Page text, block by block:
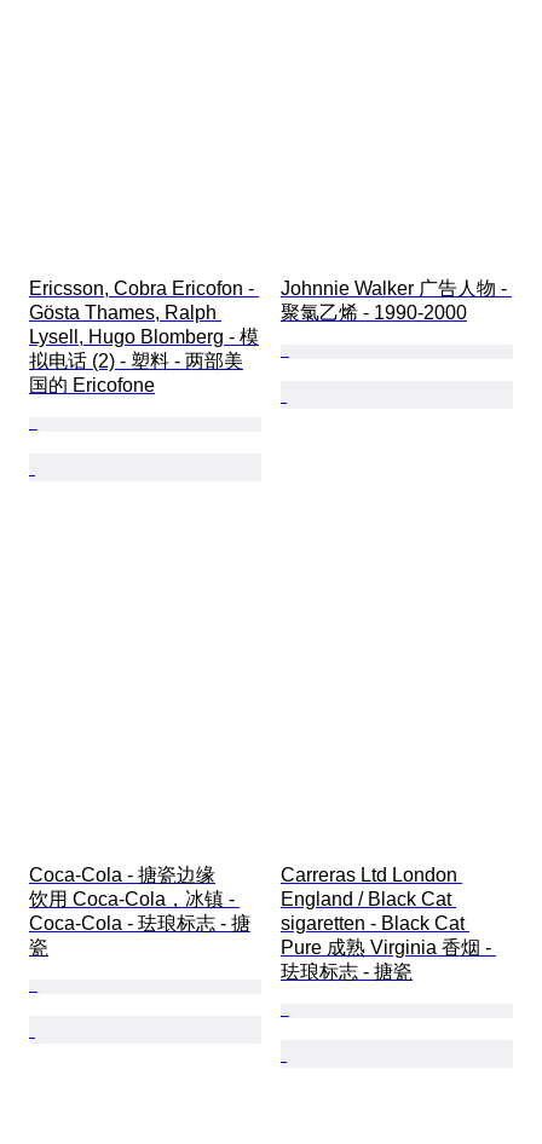
Ericsson, Cobra Ericofon -
Gösta Thames, Ralph
Lysell, Hugo Blomberg - 模
拟电话 (2) - 塑料 - 两部美
国的 Ericofone
Johnnie Walker 广告人物 -
聚氯乙烯 - 1990-2000
Coca-Cola - 搪瓷边缘
饮用 Coca-Cola，冰镇 -
Coca-Cola - 珐琅标志 - 搪
瓷
Carreras Ltd London
England / Black Cat
sigaretten - Black Cat
Pure 成熟 Virginia 香烟 -
珐琅标志 - 搪瓷